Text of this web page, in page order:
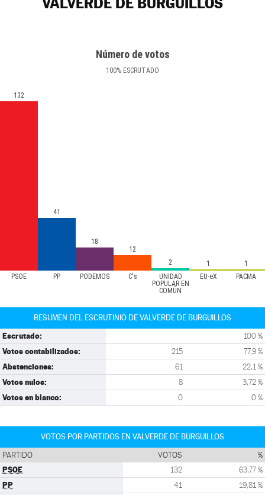
Número de votos
100% ESCRUTADO
PSOE PP PODEMOS C's
UNIDAD
POPULAR EN
COMÚN
EU-eX PACMA
132
41
18
12
2
1 1
RESUMEN DEL ESCRUTINIO DE VALVERDE DE BURGUILLOS
Escrutado: 100 %
Votos contabilizados: 215 77,9 %
Abstenciones: 61 22,1 %
Votos nulos: 8 3,72 %
Votos en blanco: 0 0 %
VOTOS POR PARTIDOS EN VALVERDE DE BURGUILLOS
PARTIDO VOTOS %
PSOE 132 63,77 %
PP 41 19,81 %